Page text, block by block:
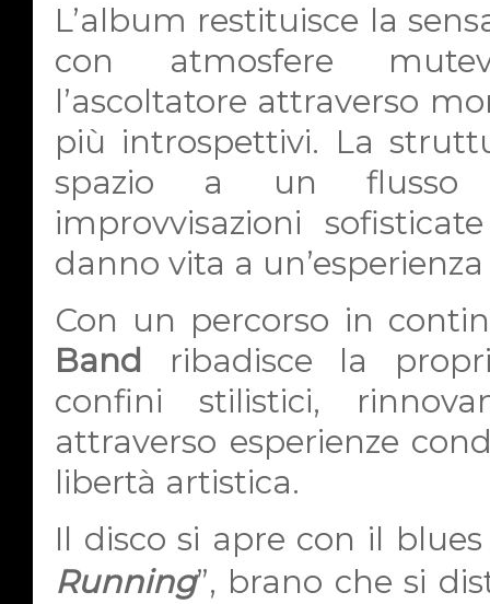
L’album restituisce la
con atmosfere
l’ascoltatore attraverso
più introspettivi. La
spazio a un flusso
improvvisazioni
danno vita a
Con un percorso in
Band
ribadisce la
confini stilistici,
attraverso esperienze
libertà artistica.
Il disco si apre con il
Running”, brano che si